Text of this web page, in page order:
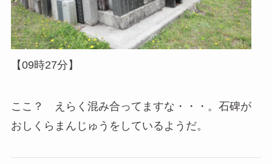
【09時27分】
ここ？ えらく混み合ってますな・・・。石碑が
おしくらまんじゅうをしているようだ。